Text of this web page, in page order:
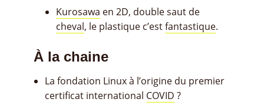
Kurosawa en 2D, double saut de
cheval, le plastique c’estfantastique.
À la chaine
La fondation Linux à l’origine du premier
certificat international COVID ?